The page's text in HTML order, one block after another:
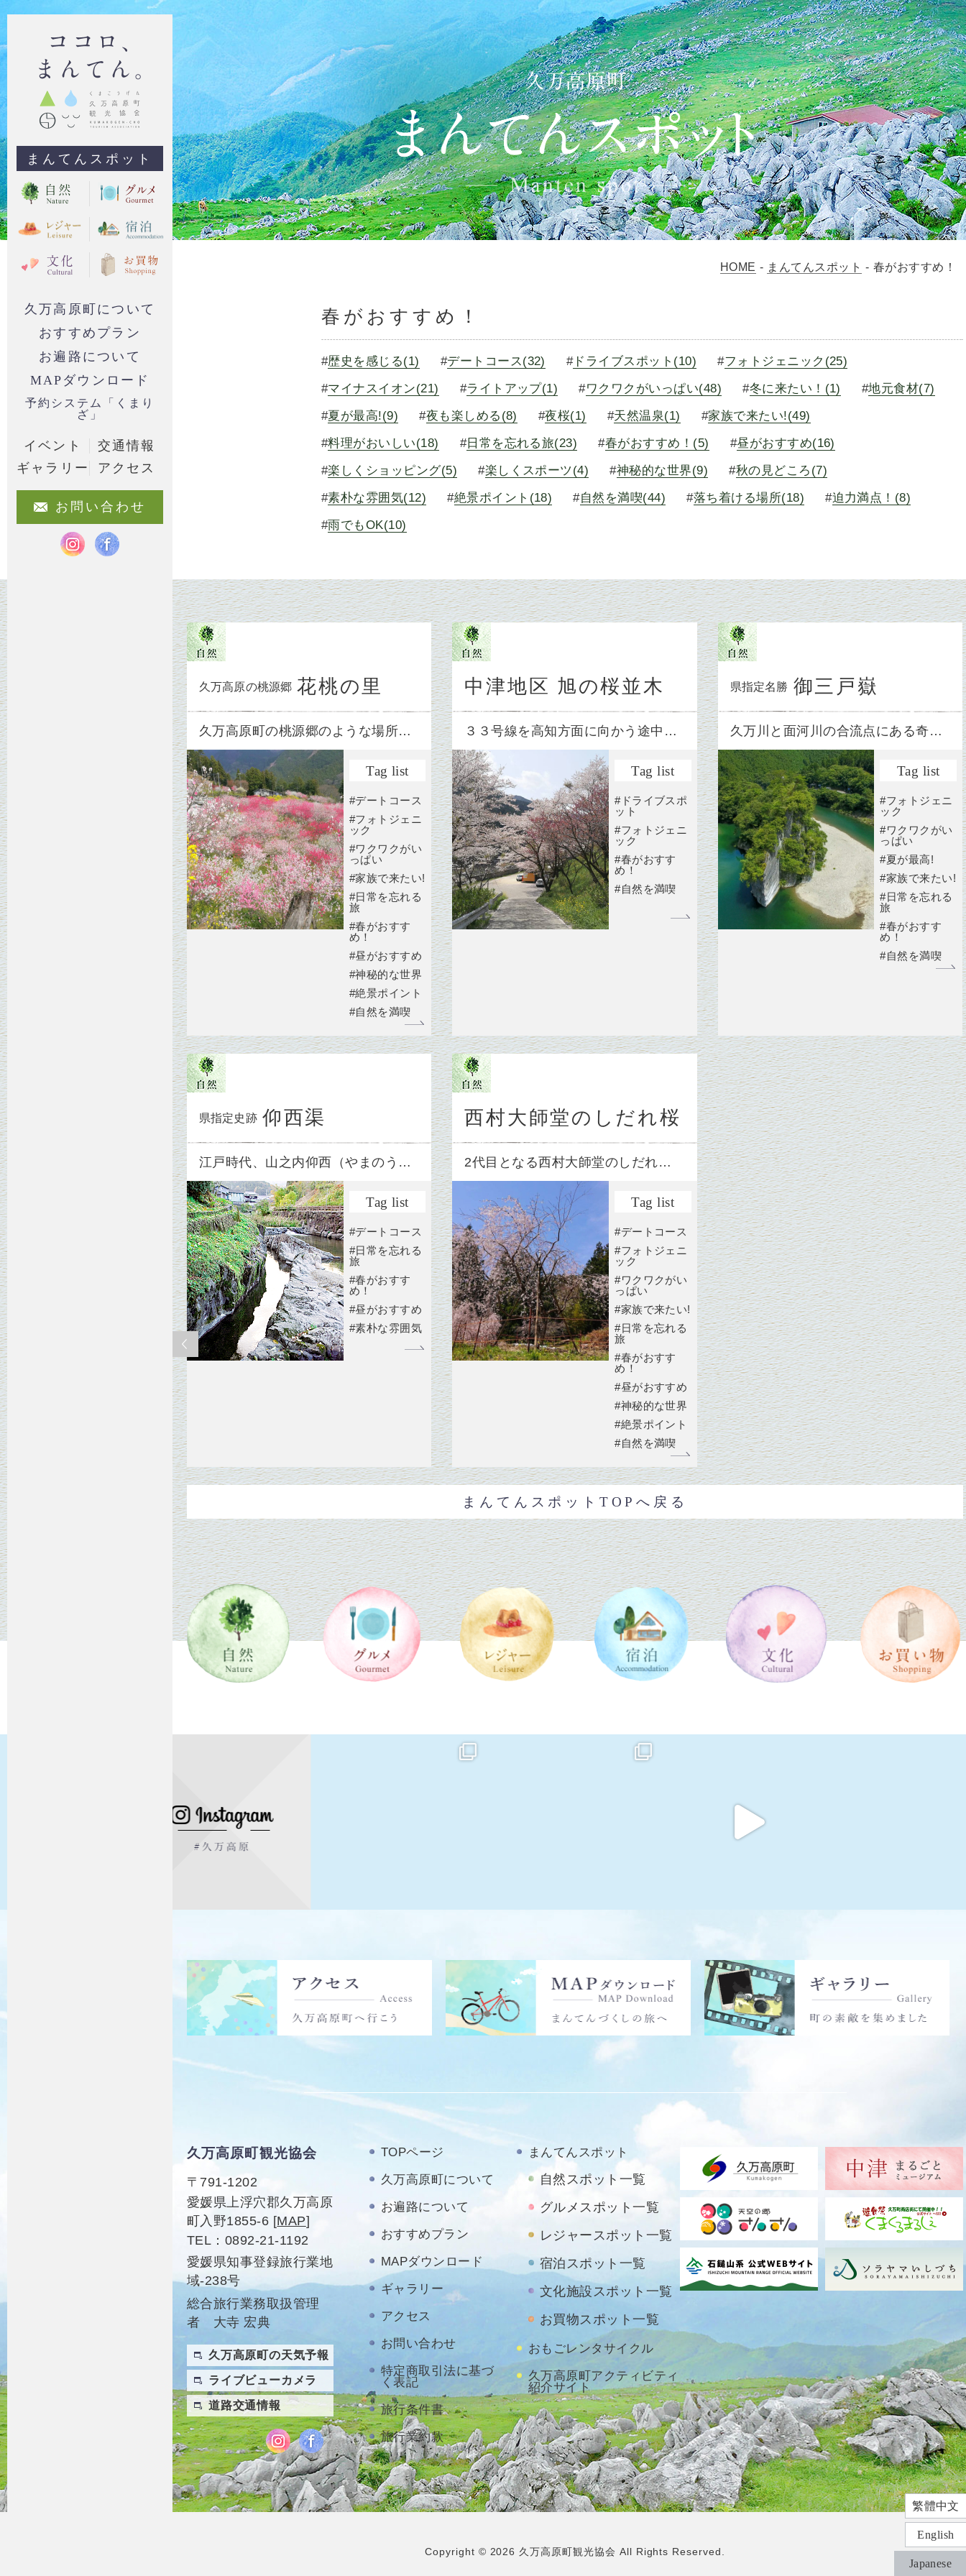
まんてんスポット
久万高原町について
おすすめプラン
お遍路について
MAPダウンロード
予約システム「くまり
ざ」
イベント
交通情報
ギャラリー
アクセス
お問い合わせ
繁體中文
English
Japanese
HOME - まんてんスポット - 春がおすすめ！
春がおすすめ！
#歴史を感じる(1) #デートコース(32) #ドライブスポット(10) #フォトジェニック(25)
#マイナスイオン(21) #ライトアップ(1) #ワクワクがいっぱい(48) #冬に来たい！(1) #地元食材(7)
#夏が最高!(9) #夜も楽しめる(8) #夜桜(1) #天然温泉(1) #家族で来たい!(49)
#料理がおいしい(18) #日常を忘れる旅(23) #春がおすすめ！(5) #昼がおすすめ(16)
#楽しくショッピング(5) #楽しくスポーツ(4) #神秘的な世界(9) #秋の見どころ(7)
#素朴な雰囲気(12) #絶景ポイント(18) #自然を満喫(44) #落ち着ける場所(18) #迫力満点！(8)
#雨でもOK(10)
久万高原の桃源郷 花桃の里
久万高原町の桃源郷のような場所…
Tag list
#デートコース
#フォトジェニ
ック
#ワクワクがい
っぱい
#家族で来たい!
#日常を忘れる
旅
#春がおすす
め！
#昼がおすすめ
#神秘的な世界
#絶景ポイント
#自然を満喫
中津地区 旭の桜並木
３３号線を高知方面に向かう途中…
Tag list
#ドライブスポ
ット
#フォトジェニ
ック
#春がおすす
め！
#自然を満喫
県指定名勝 御三戸嶽
久万川と面河川の合流点にある奇…
Tag list
#フォトジェニ
ック
#ワクワクがい
っぱい
#夏が最高!
#家族で来たい!
#日常を忘れる
旅
#春がおすす
め！
#自然を満喫
県指定史跡 仰西渠
江戸時代、山之内仰西（やまのう…
Tag list
#デートコース
#日常を忘れる
旅
#春がおすす
め！
#昼がおすすめ
#素朴な雰囲気
西村大師堂のしだれ桜
2代目となる西村大師堂のしだれ…
Tag list
#デートコース
#フォトジェニ
ック
#ワクワクがい
っぱい
#家族で来たい!
#日常を忘れる
旅
#春がおすす
め！
#昼がおすすめ
#神秘的な世界
#絶景ポイント
#自然を満喫
まんてんスポットTOPへ戻る
TOPページ
久万高原町について
お遍路について
おすすめプラン
MAPダウンロード
ギャラリー
アクセス
お問い合わせ
特定商取引法に基づ
く表記
旅行条件書
旅行業約款
まんてんスポット
自然スポット一覧
グルメスポット一覧
レジャースポット一覧
宿泊スポット一覧
文化施設スポット一覧
お買物スポット一覧
おもごレンタサイクル
久万高原町アクティビティ
紹介サイト
久万高原町観光協会
〒791-1202
愛媛県上浮穴郡久万高原
町入野1855-6 [MAP]
TEL
0892-21-1192
愛媛県知事登録旅行業地
域-238号
総合旅行業務取扱管理
者 大寺 宏典
久万高原町の天気予報
ライブビューカメラ
道路交通情報
Copyright © 2026 久万高原町観光協会 All Rights Reserved.